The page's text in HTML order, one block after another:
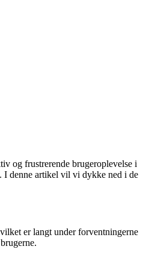
og frustrerende brugeroplevelse i
I denne artikel vil vi dykke ned i de
er langt under forventningerne